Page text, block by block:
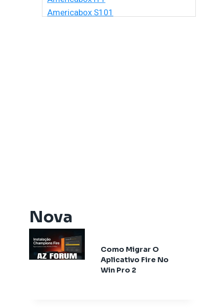
Americabox S101
Athomics Aura
Athomics Connect
Athomics Eon
Athomics EX
Athomics Ex Slim
Nova
Como Migrar O
Aplicativo Fire No
Win Pro 2